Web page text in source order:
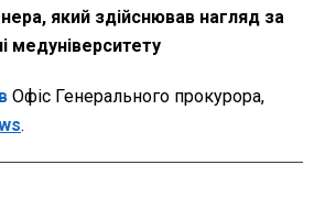
який здійснював нагляд за
медуніверситету
Офіс Генерального прокурора,
.